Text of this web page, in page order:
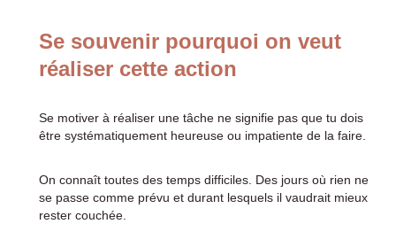
Se souvenir pourquoi on veut
réaliser cette action
Se motiver à réaliser une tâche ne signifie pas que tu dois
être systématiquement heureuse ou impatiente de la faire.
On connaît toutes des temps difficiles. Des jours où rien ne
se passe comme prévu et durant lesquels il vaudrait mieux
rester couchée.